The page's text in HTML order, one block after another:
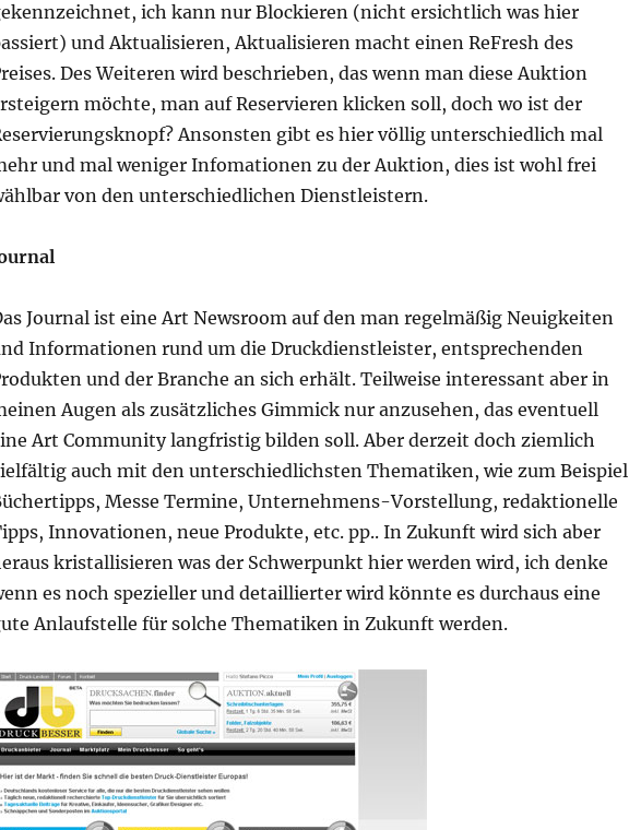
ich kann nur Blockieren (nicht ersichtlich was hier
und Aktualisieren, Aktualisieren macht einen ReFresh des
Des Weiteren wird beschrieben, das wenn man diese Auktion
möchte, man auf Reservieren klicken soll, doch wo ist der
Ansonsten gibt es hier völlig unterschiedlich mal
und mal weniger Infomationen zu der Auktion, dies ist wohl frei
von den unterschiedlichen Dienstleistern.
Journal ist eine Art Newsroom auf den man regelmäßig Neuigkeiten
Informationen rund um die Druckdienstleister, entsprechenden
und der Branche an sich erhält. Teilweise interessant aber in
Augen als zusätzliches Gimmick nur anzusehen, das eventuell
Art Community langfristig bilden soll. Aber derzeit doch ziemlich
auch mit den unterschiedlichsten Thematiken, wie zum Beispiel
Messe Termine, Unternehmens-Vorstellung, redaktionelle
Innovationen, neue Produkte, etc. pp.. In Zukunft wird sich aber
kristallisieren was der Schwerpunkt hier werden wird, ich denke
es noch spezieller und detaillierter wird könnte es durchaus eine
Anlaufstelle für solche Thematiken in Zukunft werden.